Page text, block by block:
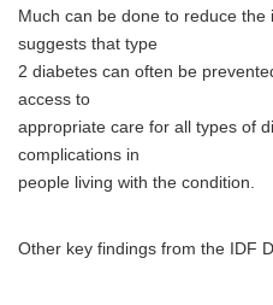
Much can be done to reduce
suggests that type
2 diabetes can often be
access to
appropriate care for all types of
complications in
people living with the condition.
Other key findings from the IDF